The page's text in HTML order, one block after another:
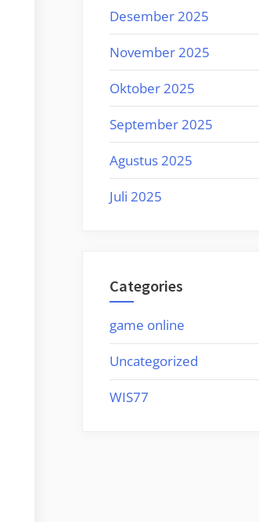
Desember 2025
November 2025
Oktober 2025
September 2025
Agustus 2025
Juli 2025
Categories
game online
Uncategorized
WIS77